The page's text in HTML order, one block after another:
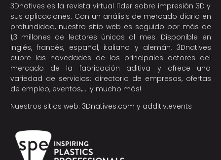
3Dnatives es la revista virtual líder sobre impresión 3D y
sus aplicaciones. Con un análisis de mercado diario en
profundidad, nuestro sitio web es seguido por más de
1,3 millones de lectores únicos al mes. Disponible en
inglés, francés, español, italiano y alemán, 3Dnatives
cubre las novedades de los principales actores del
mercado de la fabricación aditiva y ofrece una
variedad de servicios: directorio de empresas, ofertas
de empleo, eventos,… ¡y mucho más!
Nuestros sitios web: 3Dnatives.com y additiv.events